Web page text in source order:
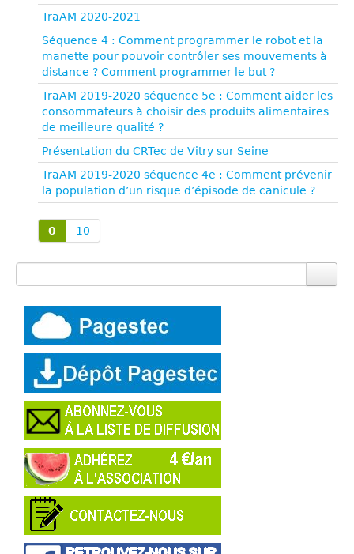
TraAM 2020-2021
Séquence 4 : Comment programmer le robot et la
manette pour pouvoir contrôler ses mouvements à
distance ? Comment programmer le but ?
TraAM 2019-2020 séquence 5e : Comment aider les
consommateurs à choisir des produits alimentaires
de meilleure qualité ?
Présentation du CRTec de Vitry sur Seine
TraAM 2019-2020 séquence 4e : Comment prévenir
la population d’un risque d’épisode de canicule ?
0 10